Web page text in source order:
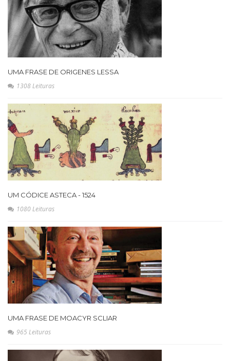
UMA FRASE DE ORIGENES LESSA
1308 Leituras
UM CÓDICE ASTECA - 1524
1080 Leituras
UMA FRASE DE MOACYR SCLIAR
965 Leituras